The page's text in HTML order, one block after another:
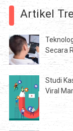
Artikel
Secara
Studi
Viral